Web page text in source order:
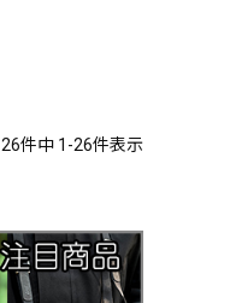
26件中 1 -26件表示